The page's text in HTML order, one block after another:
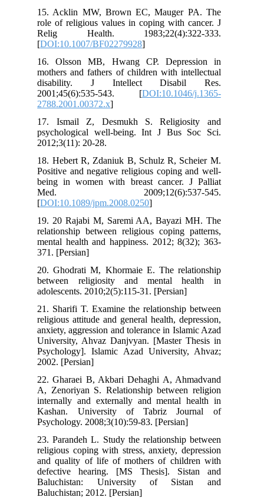
15. Acklin MW, Brown EC, Mauger PA. The
role of religious values in coping with cancer. J
Relig Health. 1983;22(4):322-333.
[DOI:10.1007/BF02279928
16. Olsson MB, Hwang CP. Depression in
mothers and fathers of children with intellectual
disability. J Intellect Disabil Res.
2001;45(6):535-543. [DOI:10.1046/j.1365-
2788.2001.00372.x
17. Ismail Z, Desmukh S. Religiosity and
psychological well-being. Int J Bus Soc Sci.
2012;3(11): 20-28.
18. Hebert R, Zdaniuk B, Schulz R, Scheier M.
Positive and negative religious coping and well-
being in women with breast cancer. J Palliat
Med. 2009;12(6):537-545.
[DOI:10.1089/jpm.2008.0250
19. 20 Rajabi M, Saremi AA, Bayazi MH. The
relationship between religious coping patterns,
mental health and happiness. 2012; 8(32); 363-
371. [Persian]
20. Ghodrati M, Khormaie E. The relationship
between religiosity and mental health in
adolescents. 2010;2(5):115-31. [Persian]
21. Sharifi T. Examine the relationship between
religious attitude and general health, depression,
anxiety, aggression and tolerance in Islamic Azad
University, Ahvaz Danjvyan. [Master Thesis in
Psychology]. Islamic Azad University, Ahvaz;
2002. [Persian]
22. Gharaei B, Akbari Dehaghi A, Ahmadvand
A, Zenoriyan S. Relationship between religion
internally and externally and mental health in
Kashan. University of Tabriz Journal of
Psychology. 2008;3(10):59-83. [Persian]
23. Parandeh L. Study the relationship between
religious coping with stress, anxiety, depression
and quality of life of mothers of children with
defective hearing. [MS Thesis]. Sistan and
Baluchistan: University of Sistan and
Baluchistan; 2012. [Persian]